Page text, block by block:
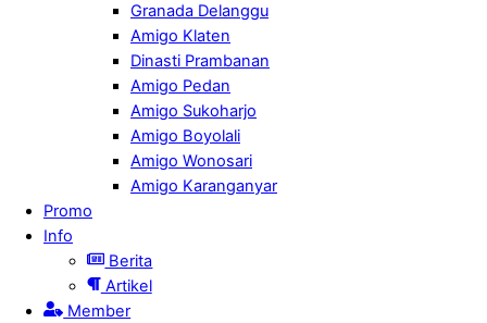
Granada Delanggu
Amigo Klaten
Dinasti Prambanan
Amigo Pedan
Amigo Sukoharjo
Amigo Boyolali
Amigo Wonosari
Amigo Karanganyar
Promo
Info
Berita
Artikel
Member